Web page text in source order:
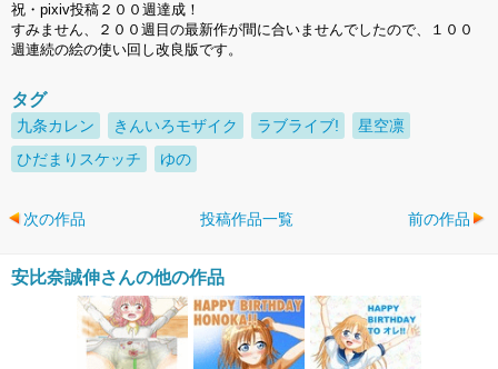
祝・pixiv投稿２００週達成！
すみません、２００週目の最新作が間に合いませんでしたので、１００
週連続の絵の使い回し改良版です。
タグ
九条カレン きんいろモザイク ラブライブ!
星空凛
ひだまりスケッチ
ゆの
次の作品 投稿作品一覧 前の作品
安比奈誠伸さんの他の作品